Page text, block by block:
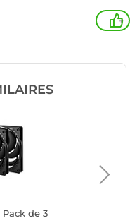
+
Pack de 3